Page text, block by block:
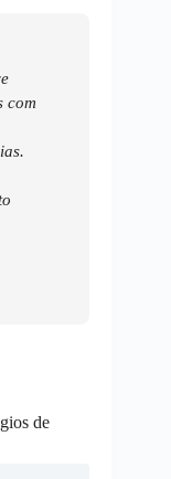
com
de